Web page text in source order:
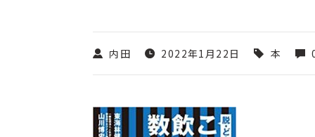
内田 2022年1月22日 本